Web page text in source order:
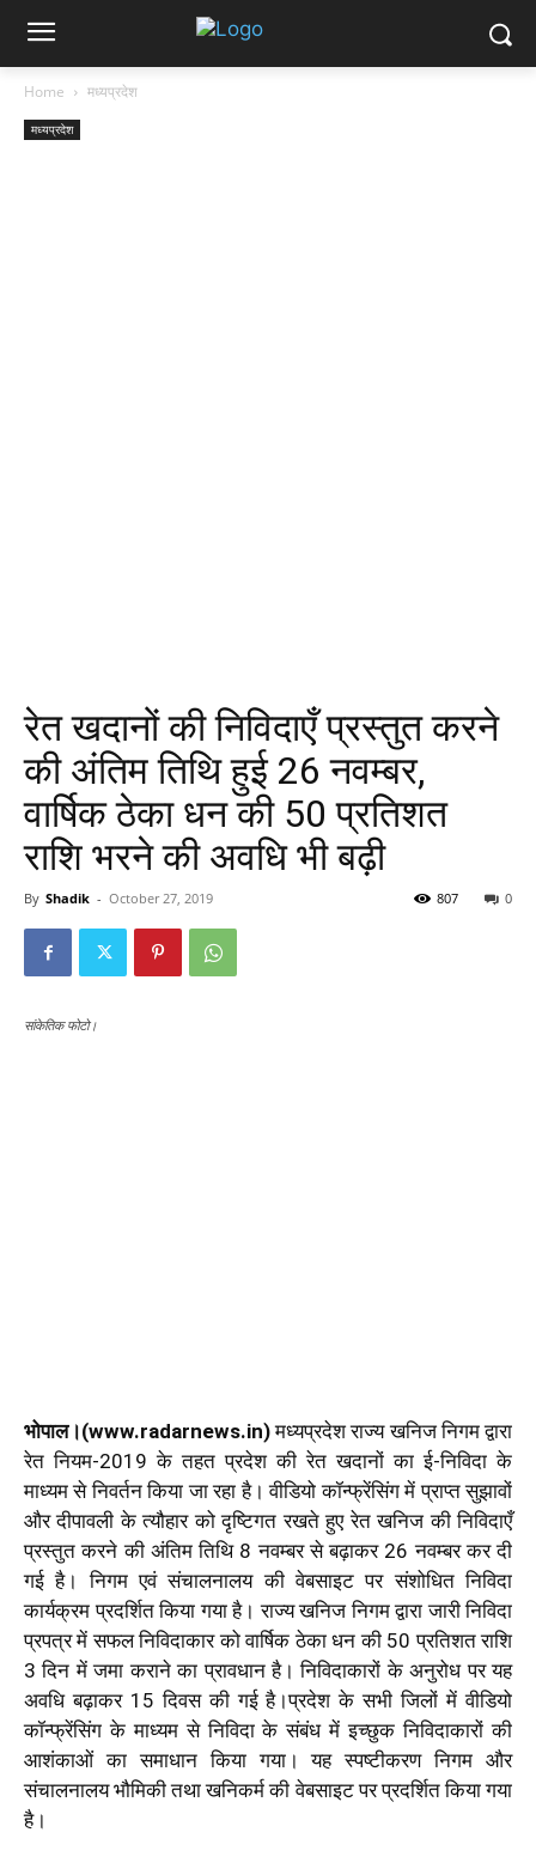
Home मध्यप्रदेश
मध्यप्रदेश
रेत खदानों की निविदाएँ प्रस्तुत करने
की अंतिम तिथि हुई 26 नवम्बर,
वार्षिक ठेका धन की 50 प्रतिशत
राशि भरने की अवधि भी बढ़ी
By Shadik - October 27, 2019 0
807
सांकेतिक फोटो।
भोपाल।(www.radarnews.in)मध्यप्रदेश राज्य खनिज निगम द्वारा
रेत नियम-2019 के तहत प्रदेश की रेत खदानों का ई-निविदा के
माध्यम से निवर्तन किया जा रहा है। वीडियो कॉन्फ्रेंसिंग में प्राप्त सुझावों
और दीपावली के त्यौहार को दृष्टिगत रखते हुए रेत खनिज की निविदाएँ
प्रस्तुत करने की अंतिम तिथि 8 नवम्बर से बढ़ाकर 26 नवम्बर कर दी
गई है। निगम एवं संचालनालय की वेबसाइट पर संशोधित निविदा
कार्यक्रम प्रदर्शित किया गया है। राज्य खनिज निगम द्वारा जारी निविदा
प्रपत्र में सफल निविदाकार को वार्षिक ठेका धन की 50 प्रतिशत राशि
3 दिन में जमा कराने का प्रावधान है। निविदाकारों के अनुरोध पर यह
अवधि बढ़ाकर 15 दिवस की गई है।प्रदेश के सभी जिलों में वीडियो
कॉन्फ्रेंसिंग के माध्यम से निविदा के संबंध में इच्छुक निविदाकारों की
आशंकाओं का समाधान किया गया। यह स्पष्टीकरण निगम और
संचालनालय भौमिकी तथा खनिकर्म की वेबसाइट पर प्रदर्शित किया गया
है।